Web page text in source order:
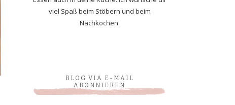
viel Spaß beim Stöbern und beim
Nachkochen.
BLOG VIA E-MAIL
ABONNIEREN